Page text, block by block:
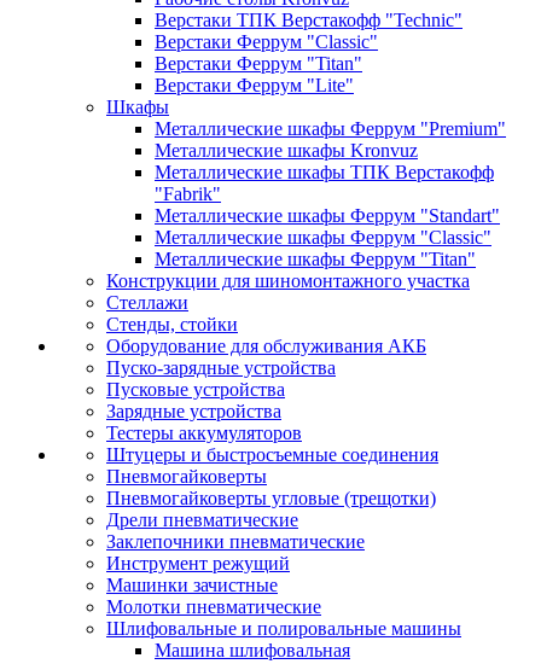
Верстаки ТПК Верстакофф "Technic"
Верстаки Феррум "Classic"
Верстаки Феррум "Titan"
Верстаки Феррум "Lite"
Шкафы
Металлические шкафы Феррум "Premium"
Металлические шкафы Kronvuz
Металлические шкафы ТПК Верстакофф
"Fabrik"
Металлические шкафы Феррум "Standart"
Металлические шкафы Феррум "Classic"
Металлические шкафы Феррум "Titan"
Конструкции для шиномонтажного участка
Стеллажи
Стенды, стойки
Оборудование для обслуживания АКБ
Пуско-зарядные устройства
Пусковые устройства
Зарядные устройства
Тестеры аккумуляторов
Штуцеры и быстросъемные соединения
Пневмогайковерты
Пневмогайковерты угловые (трещотки)
Дрели пневматические
Заклепочники пневматические
Инструмент режущий
Машинки зачистные
Молотки пневматические
Шлифовальные и полировальные машины
Машина шлифовальная